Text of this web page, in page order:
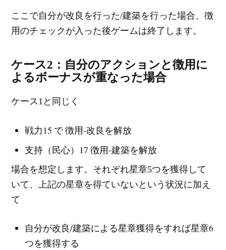
ここで自分が改良を行った/建築を行った場合、徴
用のチェックが入った後ゲームは終了します。
ケース2：自分のアクションと徴用に
よるボーナスが重なった場合
ケース1と同じく
戦力15 で 徴用-改良を解放
支持（民心）17 徴用-建築を解放
場合を想定します。それぞれ星章5つを獲得して
いて、上記の星章を得ていないという状況に加え
て
自分が改良/建築による星章獲得をすれば星章6
つを獲得する